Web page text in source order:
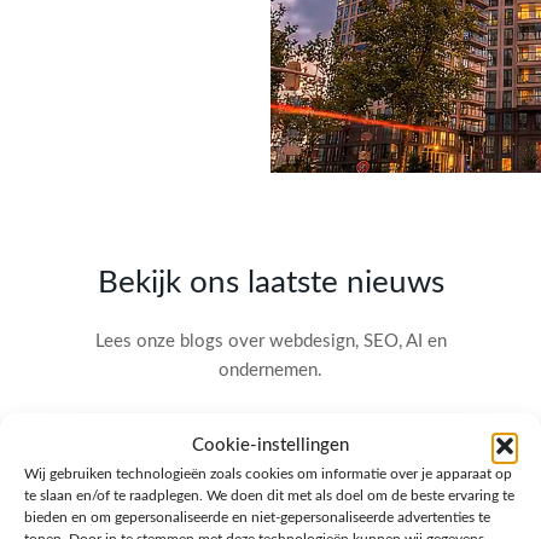
Cookie-instellingen
Wij gebruiken technologieën zoals cookies om informatie over je apparaat op
te slaan en/of te raadplegen. We doen dit met als doel om de beste ervaring te
bieden en om gepersonaliseerde en niet-gepersonaliseerde advertenties te
Bekijk ons laatste nieuws
Lees onze blogs over webdesign, SEO, AI en
ondernemen.